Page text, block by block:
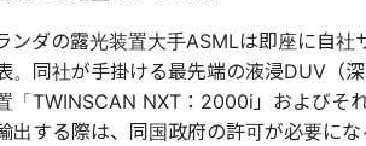
ンダの露光装置大手ASMLは即座に自社
。同社が手掛ける最先端の液浸DUV（深
「TWINSCAN NXT：2000i」およびそ
出する際は、同国政府の許可が必要にな